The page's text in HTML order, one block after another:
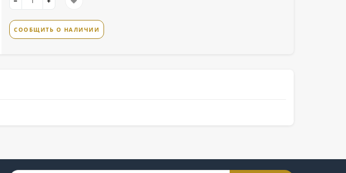
СООБЩИТЬ О НАЛИЧИИ